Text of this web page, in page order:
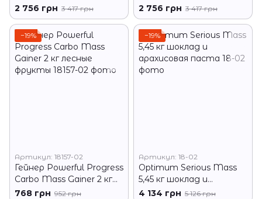
4кг ореховый крем
2 756 грн 3 417 грн
4кг кокос
2 756 грн 3 417 грн
−19%
Артикул: 18157-02
Гейнер Powerful Progress
Carbo Mass Gainer 2 кг
лесные фрукты
768 грн 952 грн
−19%
Артикул: 18-02
Optimum Serious Mass
5,45 кг шоклад и
арахисовая паста
4 134 грн 5 126 грн